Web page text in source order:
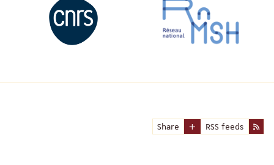
Share RSS feeds